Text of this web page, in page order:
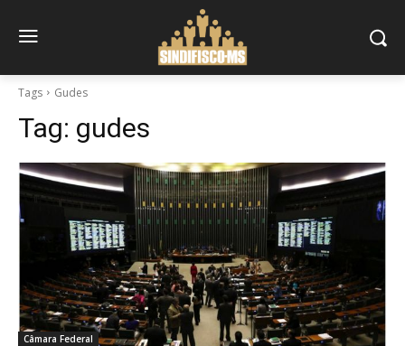
Tags Gudes
Tag: gudes
Câmara Federal